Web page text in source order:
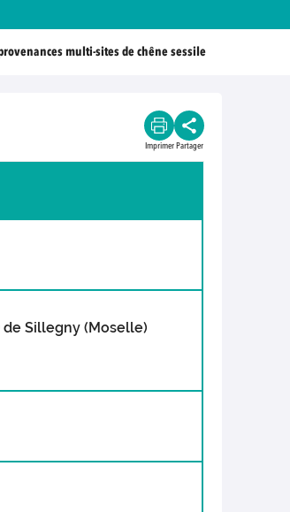
multi-sites de chêne sessile
Imprimer Partager
de Sillegny (Moselle)